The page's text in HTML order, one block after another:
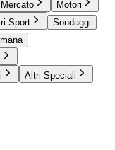
Mercato
Motori
Sport
Sondaggi
Altri Speciali